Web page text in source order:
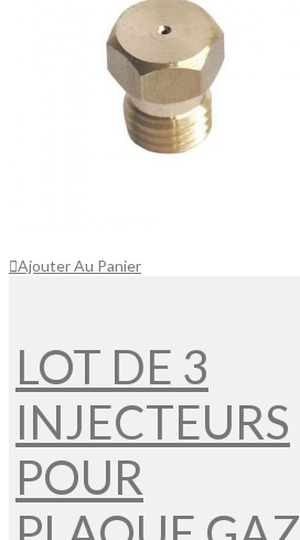
Ajouter Au Panier
LOT DE 3
INJECTEURS
POUR